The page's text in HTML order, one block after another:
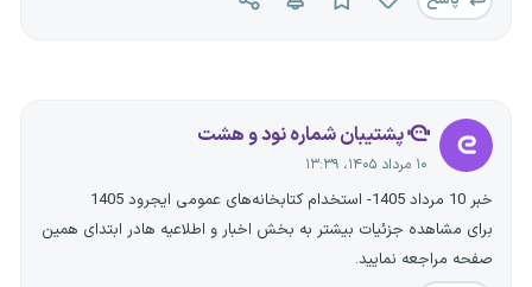
پشتیبان شماره نود و هشت
۱۰ مرداد ۱۴۰۵، ۱۳:۳۹
خبر 10 مرداد 1405- استخدام کتابخانه‌های عمومی ایجرود 1405
برای مشاهده جزئیات بیشتر به بخش اخبار و اطلاعیه هادر ابتدای همین
صفحه مراجعه نمایید.